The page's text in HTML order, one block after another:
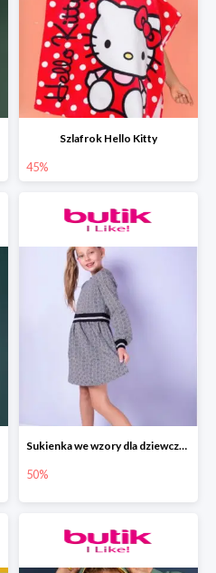
Szlafrok Hello Kitty
45%
Sukienka we wzory dla dziewczynki
50%